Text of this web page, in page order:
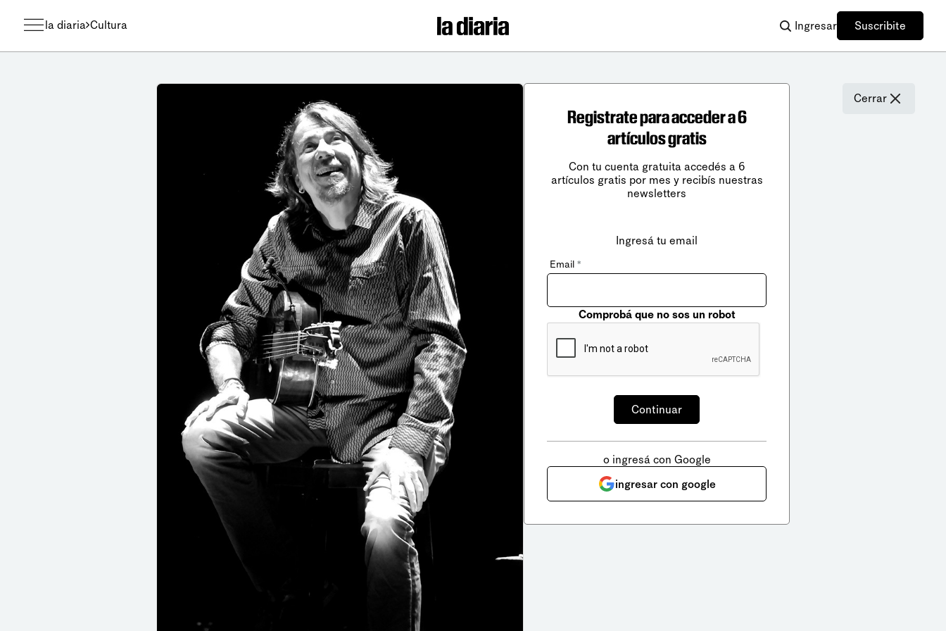
la diaria Cultura Ingresar Suscribite
Cerrar
Registrate para acceder a 6
artículos gratis
Con tu cuenta gratuita accedés a 6
artículos gratis por mes y recibís nuestras
newsletters
Ingresá tu email
Email *
Comprobá que no sos un robot
o ingresá con Google
ingresar con google